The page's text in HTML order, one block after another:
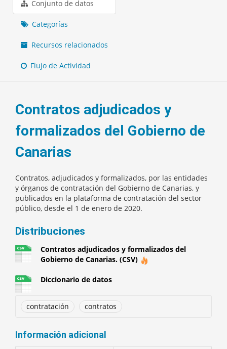
Conjunto de datos
Categorías
Recursos relacionados
Flujo de Actividad
Contratos adjudicados y
formalizados del Gobierno de
Canarias
Contratos, adjudicados y formalizados, por las entidades
y órganos de contratación del Gobierno de Canarias, y
publicados en la plataforma de contratación del sector
público, desde el 1 de enero de 2020.
Distribuciones
Contratos adjudicados y formalizados del
Gobierno de Canarias. (CSV)
Diccionario de datos
contratación contratos
Información adicional